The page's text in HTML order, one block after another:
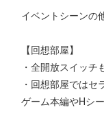
イベントシーンの
【回想部屋】
・全開放スイッチ
・回想部屋ではセ
ゲーム本編やHシ